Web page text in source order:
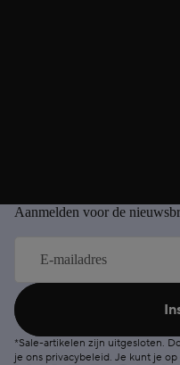
Aanmelden voor de
*Sale-artikelen zijn uitgesloten.
je ons privacybeleid. Je kunt je